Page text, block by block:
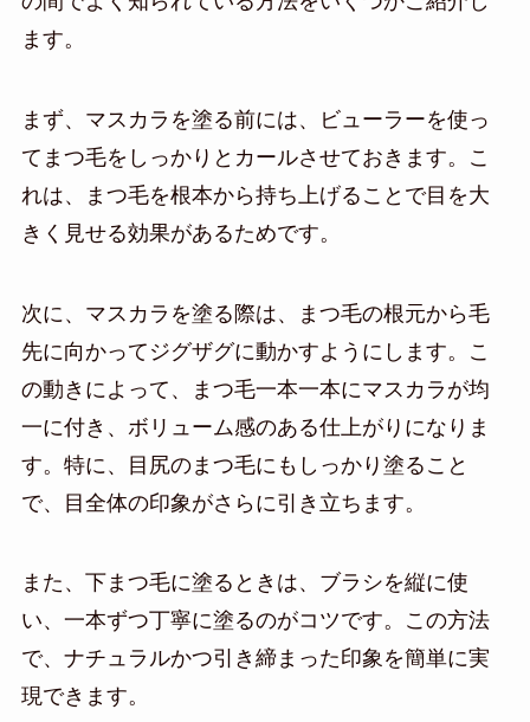
ます。
まず、マスカラを塗る前には、ビューラーを使っ
てまつ毛をしっかりとカールさせておきます。こ
れは、まつ毛を根本から持ち上げることで目を大
きく見せる効果があるためです。
次に、マスカラを塗る際は、まつ毛の根元から毛
先に向かってジグザグに動かすようにします。こ
の動きによって、まつ毛一本一本にマスカラが均
一に付き、ボリューム感のある仕上がりになりま
す。特に、目尻のまつ毛にもしっかり塗ること
で、目全体の印象がさらに引き立ちます。
また、下まつ毛に塗るときは、ブラシを縦に使
い、一本ずつ丁寧に塗るのがコツです。この方法
で、ナチュラルかつ引き締まった印象を簡単に実
現できます。